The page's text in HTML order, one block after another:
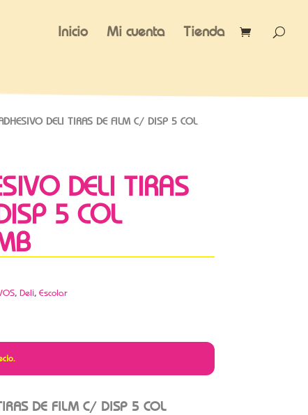
Inicio Mi cuenta Tienda
DELI TIRAS DE FILM C/ DISP 5 COL
DELI TIRAS
5 COL
, Deli, Escolar
DE FILM C/ DISP 5 COL